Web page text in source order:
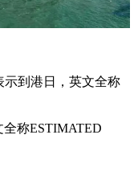
到港日，英文全称
称ESTIMATED